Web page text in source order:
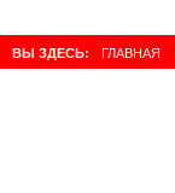
ВЫ ЗДЕСЬ: ГЛАВНАЯ